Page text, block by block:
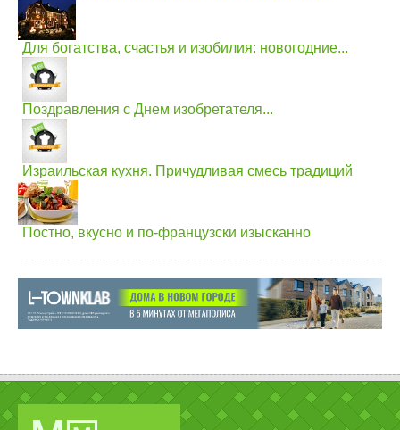
Для богатства, счастья и изобилия: новогодние...
Поздравления с Днем изобретателя...
Израильская кухня. Причудливая смесь традиций
Постно, вкусно и по-французски изысканно